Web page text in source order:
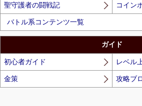
聖守護者の闘戦記 コイン
バトル系コンテンツ一覧
ガイド
初心者ガイド レベル
金策 攻略ブ